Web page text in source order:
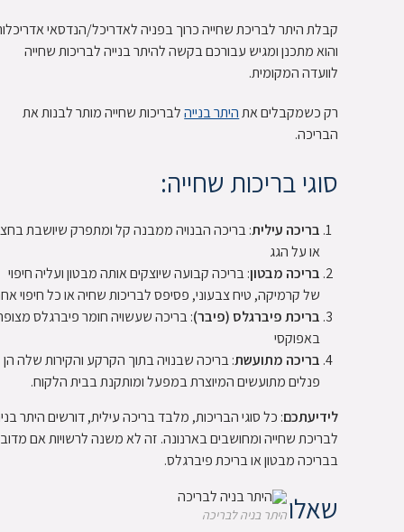
קבלת היתר לבריכת שחייה כרוך בפניה לאדריכל/הנדסאי
והוא מתכנן ומגיש עבורכם בקשה להיתר בנייה לבריכות שחייה
לוועדה המקומית.
רק כשמקבלים אתהיתר בנייהלבריכות שחייה מותר לבנות את
הבריכה.
סוגי בריכות שחייה:
בריכה עילית: בריכה הבנויה ממבנה קל ומתפרק שיושבת
או על הגג
בריכה מבטון: בריכה קבועה שיוצקים אותה מבטון ועליה חיפוי
של קרמיקה, טיח צבעוני, פסיפס לבריכות שחיה או כל חיפוי
בריכת פיברגלס (פיבר): בריכה שעשויה חומר פיברגלס
באפוקסי
בריכה מתועשת: בריכה שבנויה בתוך הקרקע והקירות שלה הן
פנלים מתועשים המיוצרת במפעל ומותקנת בבית הלקוח.
לידיעתכם: כל סוגי הבריכות, מלבד בריכה עילית, דורשים היתר
לבריכת שחייה ומחושבים בארנונה. זה לא משנה לרשויות אם
בבריכה מבטון או בריכת פיברגלס.
היתר בניה לבריכהשאלו